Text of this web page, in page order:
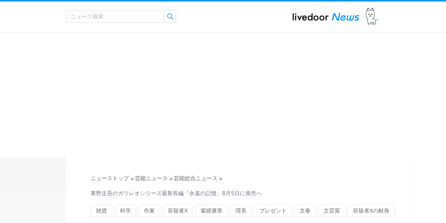
ニューストップ > 芸能ニュース > 芸能総合ニュース >
東野圭吾のガリレオシリーズ最新長編「永遠の記憶」8月5日に発売へ
雑貨 科学 作家 容疑者X 紫綬褒章 理系 プレゼント 文春 文芸賞 容疑者Xの献身